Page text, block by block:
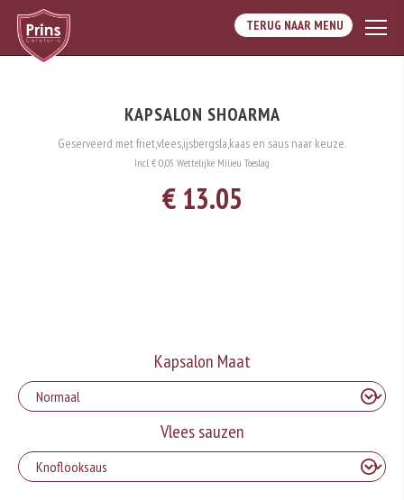
TERUG NAAR MENU
KAPSALON SHOARMA
Geserveerd met friet,vlees,ijsbergsla,kaas en saus naar keuze.
Incl. € 0,05 Wettelijke Milieu Toeslag
€ 13.05
Kapsalon Maat
Vlees sauzen